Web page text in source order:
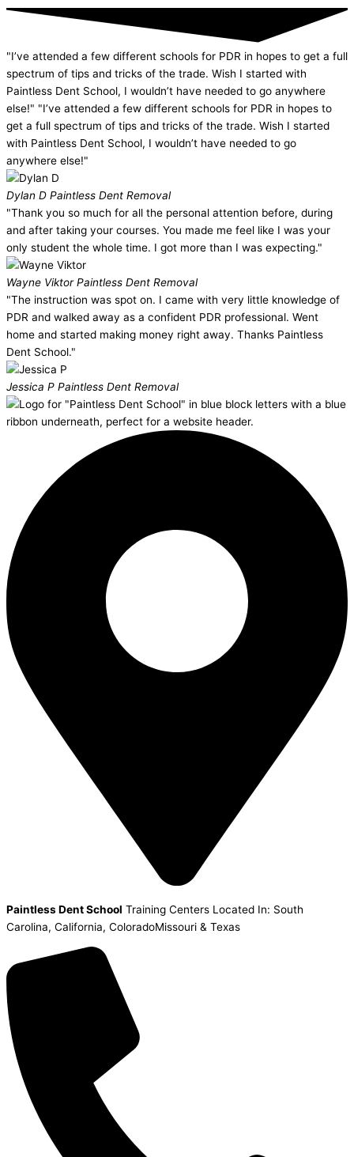
"I’ve attended a few different schools for PDR in hopes to get a full
spectrum of tips and tricks of the trade. Wish I started with
Paintless Dent School, I wouldn’t have needed to go anywhere
else!" "I’ve attended a few different schools for PDR in hopes to
get a full spectrum of tips and tricks of the trade. Wish I started
with Paintless Dent School, I wouldn’t have needed to go
anywhere else!"
Dylan D Paintless Dent Removal
"Thank you so much for all the personal attention before, during
and after taking your courses. You made me feel like I was your
only student the whole time. I got more than I was expecting."
Wayne ViktorPaintless Dent Removal
"The instruction was spot on. I came with very little knowledge of
PDR and walked away as a confident PDR professional. Went
home and started making money right away. Thanks Paintless
Dent School."
Jessica P Paintless Dent Removal
Paintless Dent School Training Centers Located In: South
Carolina, California, ColoradoMissouri & Texas